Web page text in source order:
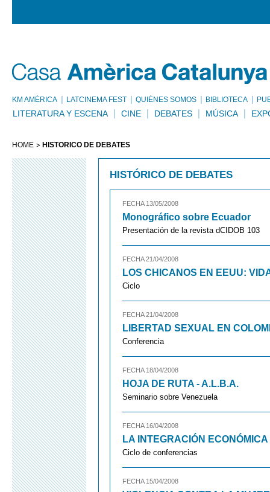
KM AMÈRICA LATCINEMA FEST QUIÉNES SOMOS BIBLIOTECA
LITERATURA Y ESCENA CINE DEBATES MÚSICA
HOME HISTÓRICO DE DEBATES
HISTÓRICO DE DEBATES
FECHA 13/05/2008
Monográfico sobre Ecuador
Presentación de la revista dCIDOB 103
FECHA 21/04/2008
LOS CHICANOS EN EEUU:
Ciclo
FECHA 21/04/2008
LIBERTAD SEXUAL EN
Conferencia
FECHA 18/04/2008
HOJA DE RUTA - A.L.B.A.
Seminario sobre Venezuela
FECHA 16/04/2008
LA INTEGRACIÓN
Ciclo de conferencias
FECHA 15/04/2008